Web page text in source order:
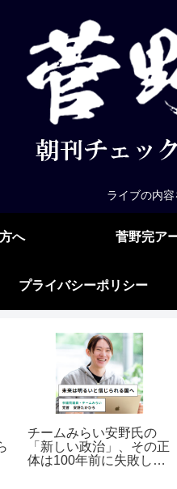
ライブの内
へ 菅野完ア
プライバシーポリシー
チームみらい安野氏の
「新しい政治」、その正
体は100年前に失敗した